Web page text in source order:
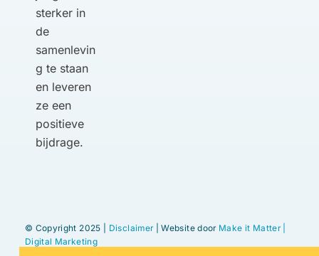
sterker in
de
samenlevin
g te staan
en leveren
ze een
positieve
bijdrage.
© Copyright 2025 | Disclaimer| Website door Make it Matter |
Digital Marketing